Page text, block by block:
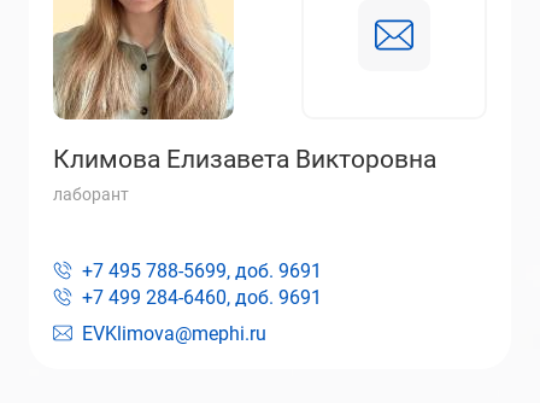
Климова Елизавета Викторовна
лаборант
EVKlimova@mephi.ru
+7 495 788-5699, доб. 9691
+7 499 284-6460, доб. 9691